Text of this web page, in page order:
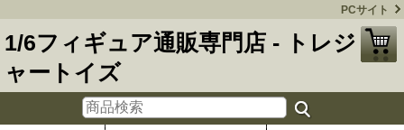
PCサイト
1/6フィギュア通販専門店 - トレジ
ャートイズ